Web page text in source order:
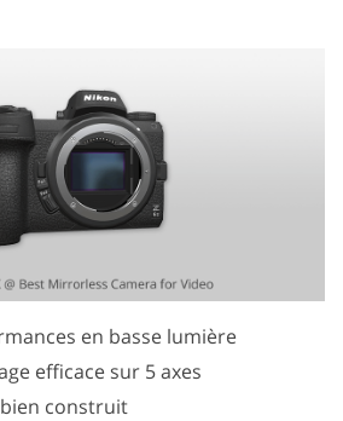
en basse lumière
efficace sur 5 axes
construit